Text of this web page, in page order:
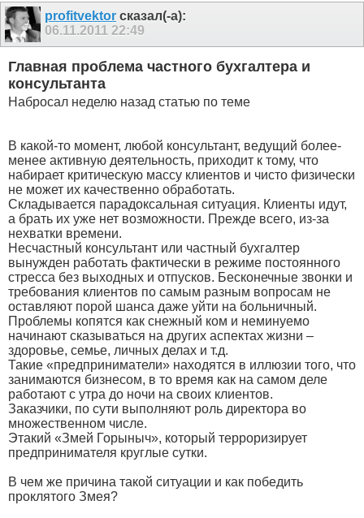
profitvektor сказал(-а):
06.11.2011 22:49
Главная проблема частного бухгалтера и
консультанта
Набросал неделю назад статью по теме
В какой-то момент, любой консультант, ведущий более-
менее активную деятельность, приходит к тому, что
набирает критическую массу клиентов и чисто физически
не может их качественно обработать.
Складывается парадоксальная ситуация. Клиенты идут,
а брать их уже нет возможности. Прежде всего, из-за
нехватки времени.
Несчастный консультант или частный бухгалтер
вынужден работать фактически в режиме постоянного
стресса без выходных и отпусков. Бесконечные звонки и
требования клиентов по самым разным вопросам не
оставляют порой шанса даже уйти на больничный.
Проблемы копятся как снежный ком и неминуемо
начинают сказываться на других аспектах жизни –
здоровье, семье, личных делах и т.д.
Такие «предприниматели» находятся в иллюзии того, что
занимаются бизнесом, в то время как на самом деле
работают с утра до ночи на своих клиентов.
Заказчики, по сути выполняют роль директора во
множественном числе.
Этакий «Змей Горыныч», который терроризирует
предпринимателя круглые сутки.
В чем же причина такой ситуации и как победить
проклятого Змея?